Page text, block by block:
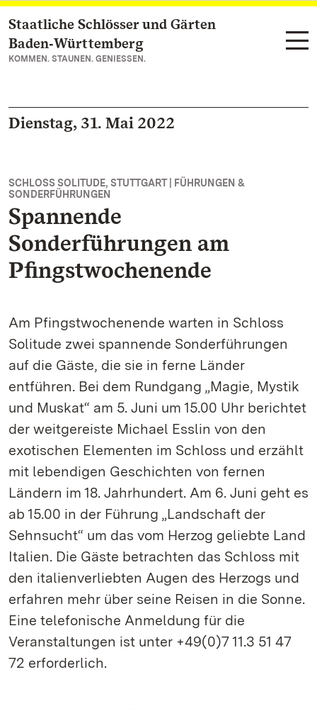
Zum Hauptinhalt springen
Staatliche Schlösser und Gärten
Baden‑Württemberg
KOMMEN. STAUNEN. GENIESSEN.
Dienstag, 31. Mai 2022
SCHLOSS SOLITUDE, STUTTGART | FÜHRUNGEN &
SONDERFÜHRUNGEN
Spannende
Sonderführungen am
Pfingstwochenende
Am Pfingstwochenende warten in Schloss
Solitude zwei spannende Sonderführungen
auf die Gäste, die sie in ferne Länder
entführen. Bei dem Rundgang „Magie, Mystik
und Muskat“ am 5. Juni um 15.00 Uhr berichtet
der weitgereiste Michael Esslin von den
exotischen Elementen im Schloss und erzählt
mit lebendigen Geschichten von fernen
Ländern im 18. Jahrhundert. Am 6. Juni geht es
ab 15.00 in der Führung „Landschaft der
Sehnsucht“ um das vom Herzog geliebte Land
Italien. Die Gäste betrachten das Schloss mit
den italienverliebten Augen des Herzogs und
erfahren mehr über seine Reisen in die Sonne.
Eine telefonische Anmeldung für die
Veranstaltungen ist unter +49(0)7 11.3 51 47
72 erforderlich.